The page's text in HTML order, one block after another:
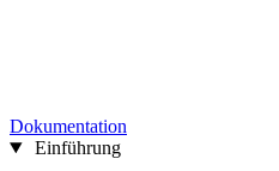
Dokumentation
Einführung